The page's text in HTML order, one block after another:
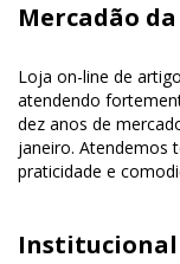
Mercadão da
Loja on-line de
atendendo
dez anos de
janeiro. Atendemos
praticidade e
Institucional